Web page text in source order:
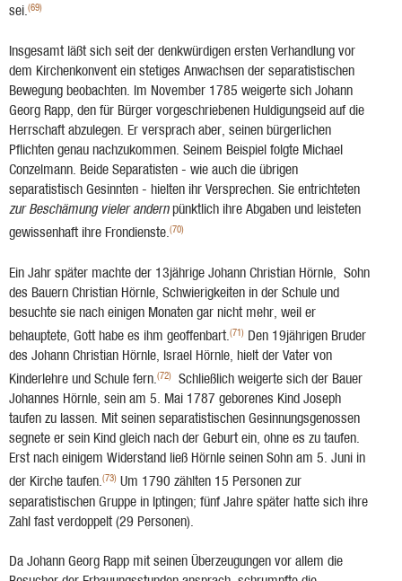
sei.(69)
Insgesamt läßt sich seit der denkwürdigen ersten Verhandlung vor
dem Kirchenkonvent ein stetiges Anwachsen der separatistischen
Bewegung beobachten. Im November 1785 weigerte sich Johann
Georg Rapp, den für Bürger vorgeschriebenen Huldigungseid auf die
Herrschaft abzulegen. Er versprach aber, seinen bürgerlichen
Pflichten genau nachzukommen. Seinem Beispiel folgte Michael
Conzelmann. Beide Separatisten - wie auch die übrigen
separatistisch Gesinnten - hielten ihr Versprechen. Sie entrichteten
zur Beschämung vieler andernpünktlich ihre Abgaben und leisteten
gewissenhaft ihre Frondienste.(70)
Ein Jahr später machte der 13jährige Johann Christian Hörnle, Sohn
des Bauern Christian Hörnle, Schwierigkeiten in der Schule und
besuchte sie nach einigen Monaten gar nicht mehr, weil er
behauptete, Gott habe es ihm geoffenbart.(71) Den 19jährigen Bruder
des Johann Christian Hörnle, Israel Hörnle, hielt der Vater von
Kinderlehre und Schule fern.(72) Schließlich weigerte sich der Bauer
Johannes Hörnle, sein am 5. Mai 1787 geborenes Kind Joseph
taufen zu lassen. Mit seinen separatistischen Gesinnungsgenossen
segnete er sein Kind gleich nach der Geburt ein, ohne es zu taufen.
Erst nach einigem Widerstand ließ Hörnle seinen Sohn am 5. Juni in
der Kirche taufen.(73) Um 1790 zählten 15 Personen zur
separatistischen Gruppe in Iptingen; fünf Jahre später hatte sich ihre
Zahl fast verdoppelt (29 Personen).
Da Johann Georg Rapp mit seinen Überzeugungen vor allem die